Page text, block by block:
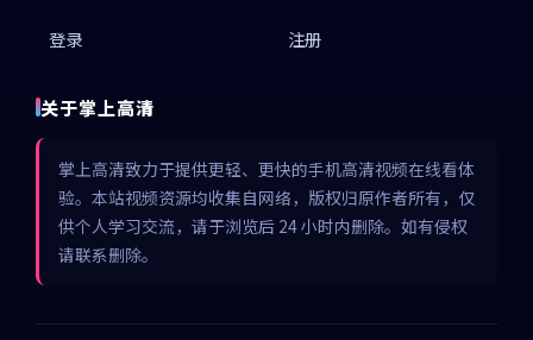
登录 注册
关于掌上高清
掌上高清致力于提供更轻、更快的手机高清视频在线看体
验。本站视频资源均收集自网络，版权归原作者所有，仅
供个人学习交流，请于浏览后 24 小时内删除。如有侵权
请联系删除。